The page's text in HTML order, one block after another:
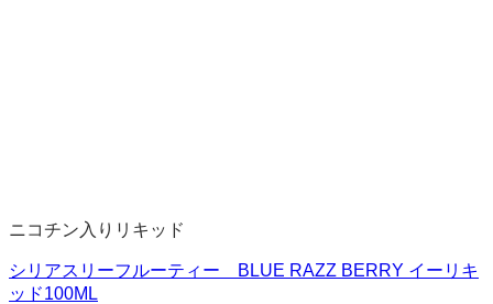
ニコチン入りリキッド
シリアスリーフルーティー BLUE RAZZ BERRY イーリキ
ッド100ML